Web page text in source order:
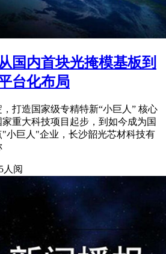
国内首块光掩模基板到
台化布局
打造国家级专精特新“小巨人” 核心
家重大科技项目起步，到如今成为国
小巨人"企业，长沙韶光芯材科技有
人阅